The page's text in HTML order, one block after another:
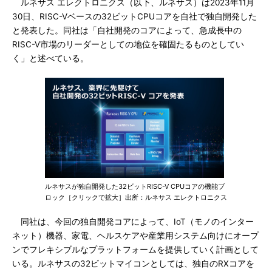
ルネサス エレクトロニクス（以下、ルネサス）は2023年11月
30日、RISC-Vベースの32ビットCPUコアを自社で独自開発した
と発表した。同社は「自社開発のコアによって、急成長中の
RISC-V市場のリーダーとしての地位を確固たるものとしてい
く」と述べている。
ルネサスが独自開発した32ビットRISC-V CPUコアの機能ブ
ロック［クリックで拡大］出所：ルネサス エレクトロニクス
同社は、今回の独自開発コアによって、IoT（モノのインター
ネット）機器、家電、ヘルスケアや産業用システム向けにオープ
ンでフレキシブルなプラットフォームを提供していく計画として
いる。ルネサスの32ビットマイコンとしては、独自のRXコアを